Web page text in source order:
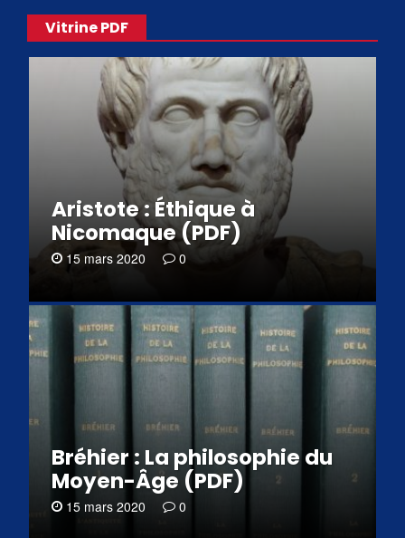
Vitrine PDF
Aristote : Éthique à
Nicomaque (PDF)
15 mars 2020 0
Bréhier : La philosophie du
Moyen-Âge (PDF)
15 mars 2020 0